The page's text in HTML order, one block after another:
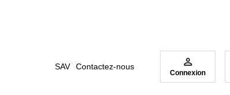
SAV Contactez-nous 
Connexion